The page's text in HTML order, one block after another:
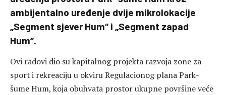
ambijentalno uređenje dvije mikrolokacije
„Segment sjever Hum“ i „Segment zapad
Hum“.
Ovi radovi dio su kapitalnog projekta razvoja zone za
sport i rekreaciju u okviru Regulacionog plana Park-
šume Hum, koja obuhvata prostor ukupne površine veće